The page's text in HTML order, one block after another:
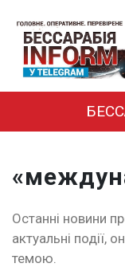
Останні новини
актуальні події,
темою.